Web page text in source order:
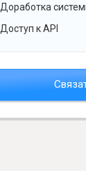
Доработка
Доступ к API